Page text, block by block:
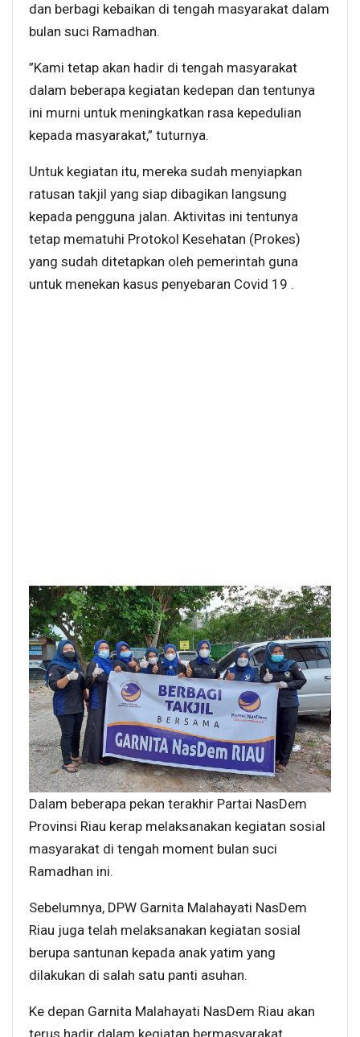
dan berbagi kebaikan di tengah masyarakat dalam
bulan suci Ramadhan.
”Kami tetap akan hadir di tengah masyarakat
dalam beberapa kegiatan kedepan dan tentunya
ini murni untuk meningkatkan rasa kepedulian
kepada masyarakat,” tuturnya.
Untuk kegiatan itu, mereka sudah menyiapkan
ratusan takjil yang siap dibagikan langsung
kepada pengguna jalan. Aktivitas ini tentunya
tetap mematuhi Protokol Kesehatan (Prokes)
yang sudah ditetapkan oleh pemerintah guna
untuk menekan kasus penyebaran Covid 19 .
Dalam beberapa pekan terakhir Partai NasDem
Provinsi Riau kerap melaksanakan kegiatan sosial
masyarakat di tengah moment bulan suci
Ramadhan ini.
Sebelumnya, DPW Garnita Malahayati NasDem
Riau juga telah melaksanakan kegiatan sosial
berupa santunan kepada anak yatim yang
dilakukan di salah satu panti asuhan.
Ke depan Garnita Malahayati NasDem Riau akan